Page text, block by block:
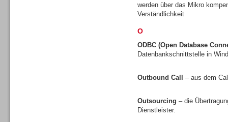
werden über das Mikro
Verständlichkeit
O
ODBC (Open Database
Datenbankschnittstelle in
Outbound Call – aus dem
Outsourcing – die
Dienstleister.